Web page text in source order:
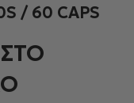
/ 60 CAPS